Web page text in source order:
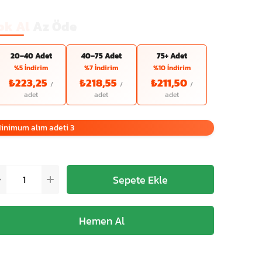
20–40 Adet
%5 İndirim
₺223,25
40–75 Adet
%7 İndirim
₺218,55
75+ Adet
%10 İndirim
₺211,50
alım adeti 3